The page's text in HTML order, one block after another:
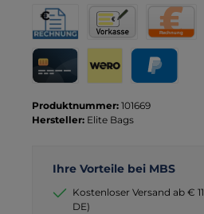
Produktnummer: 101669
Hersteller: Elite Bags
Ihre Vorteile bei MBS
Kostenloser Versand ab €
DE)